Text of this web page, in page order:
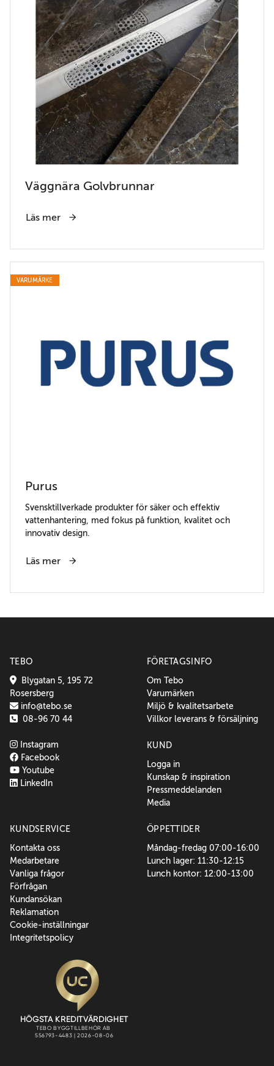
Väggnära Golvbrunnar
Läs mer
VARUMÄRKE
Purus
Svensktillverkade produkter för säker och effektiv
vattenhantering, med fokus på funktion, kvalitet och
innovativ design.
Läs mer
TEBO
Blygatan 5, 195 72
Rosersberg
info@tebo.se
08-96 70 44
Instagram
Facebook
Youtube
LinkedIn
FÖRETAGSINFO
Om Tebo
Varumärken
Miljö & kvalitetsarbete
Villkor leverans & försäljning
KUND
Logga in
Kunskap & inspiration
Pressmeddelanden
Media
KUNDSERVICE
Kontakta oss
Medarbetare
Vanliga frågor
Förfrågan
Kundansökan
Reklamation
Cookie-inställningar
Integritetspolicy
ÖPPETTIDER
Måndag-fredag 07:00-16:00
Lunch lager: 11:30-12:15
Lunch kontor: 12:00-13:00